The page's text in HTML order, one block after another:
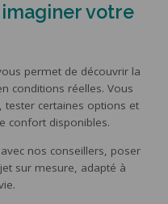
votre
permet de découvrir la
conditions réelles. Vous
certaines options et
confort disponibles.
nos conseillers, poser
sur mesure, adapté à